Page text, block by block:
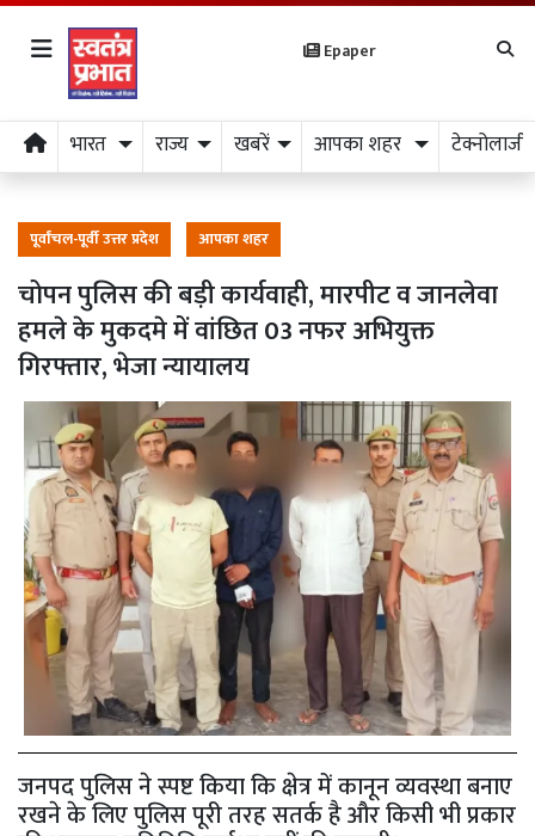
Epaper
भारत राज्य खबरें आपका शहर टेक्नोलाजी
पूर्वांचल-पूर्वी उत्तर प्रदेश आपका शहर
चोपन पुलिस की बड़ी कार्यवाही, मारपीट व जानलेवा
हमले के मुकदमे में वांछित 03 नफर अभियुक्त
गिरफ्तार, भेजा न्यायालय
जनपद पुलिस ने स्पष्ट किया कि क्षेत्र में कानून व्यवस्था बनाए
रखने के लिए पुलिस पूरी तरह सतर्क है और किसी भी प्रकार